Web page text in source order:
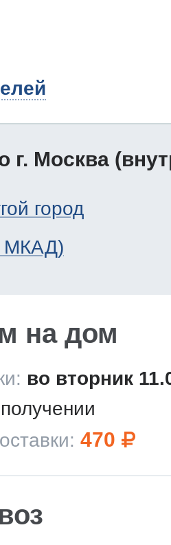
г. Москва
город
МКАД)
на дом
во вторник
470